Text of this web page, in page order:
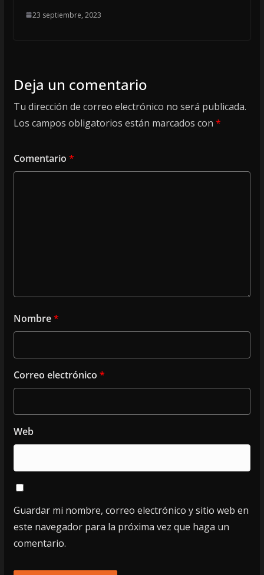
23 septiembre, 2023
Deja un comentario
Tu dirección de correo electrónico no será publicada.
Los campos obligatorios están marcados con *
Comentario *
Nombre*
Correo electrónico *
Web
Guardar mi nombre, correo electrónico y sitio web en
este navegador para la próxima vez que haga un
comentario.